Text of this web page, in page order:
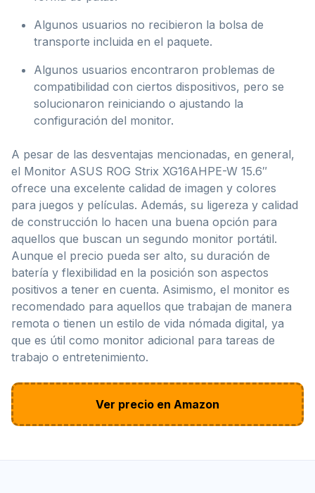
Algunos usuarios no recibieron la bolsa de
transporte incluida en el paquete.
Algunos usuarios encontraron problemas de
compatibilidad con ciertos dispositivos, pero se
solucionaron reiniciando o ajustando la
configuración del monitor.
A pesar de las desventajas mencionadas, en general,
el Monitor ASUS ROG Strix XG16AHPE-W 15.6″
ofrece una excelente calidad de imagen y colores
para juegos y películas. Además, su ligereza y calidad
de construcción lo hacen una buena opción para
aquellos que buscan un segundo monitor portátil.
Aunque el precio pueda ser alto, su duración de
batería y flexibilidad en la posición son aspectos
positivos a tener en cuenta. Asimismo, el monitor es
recomendado para aquellos que trabajan de manera
remota o tienen un estilo de vida nómada digital, ya
que es útil como monitor adicional para tareas de
trabajo o entretenimiento.
Ver precio en Amazon